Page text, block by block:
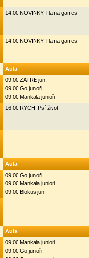
14:00 NOVINKY Tlama games
14:00 NOVINKY Tlama games
Aula
09:00 ZATRE jun.
09:00 Go junioři
09:00 Mankala junioři
16:00 RYCH: Psí život
Aula
09:00 Go junioři
09:00 Mankala junioři
09:00 Blokus jun.
Aula
09:00 Mankala junioři
09:00 Go junioři